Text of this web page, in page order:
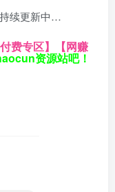
续更新中…
付费专区】 【网赚
资源站吧！